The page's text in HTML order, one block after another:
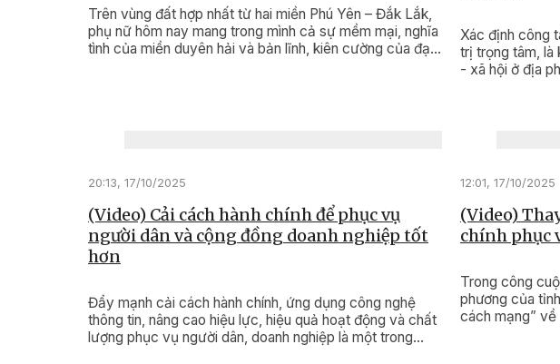
Trên vùng đất hợp nhất từ hai miền Phú Yên – Đắk Lắk,
phụ nữ hôm nay mang trong mình cả sự mềm mại, nghĩa
tình của miền duyên hải và bản lĩnh, kiên cường của đại
Xác định công
trị trọng tâm, là
- xã hội ở địa
20:13, 17/10/2025
(Video) Cải cách hành chính để phục vụ
người dân và cộng đồng doanh nghiệp tốt
hơn
Đẩy mạnh cải cách hành chính, ứng dụng công nghệ
thông tin, nâng cao hiệu lực, hiệu quả hoạt động và chất
lượng phục vụ người dân, doanh nghiệp là một trong
12:01, 17/10/2025
(Video)
chính phục
Trong công
phương của
cách mạng” về